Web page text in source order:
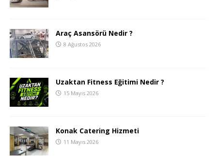
Araç Asansörü Nedir ?
8 Ağustos 2026
Uzaktan Fitness Eğitimi Nedir ?
15 Mayıs 2026
Konak Catering Hizmeti
11 Mayıs 2026